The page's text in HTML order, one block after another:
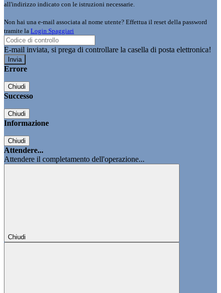
all'indirizzo indicato con le istruzioni necessarie.
Non hai una e-mail associata al nome utente? Effettua il reset della password
tramite la Login Spaggiari
E-mail inviata, si prega di controllare la casella di posta elettronica!
Errore
Chiudi
Successo
Chiudi
Informazione
Chiudi
Attendere...
Attendere il completamento dell'operazione...
Chiudi